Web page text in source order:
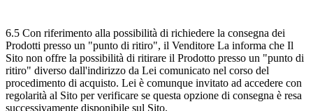
6.5 Con riferimento alla possibilità di richiedere la consegna dei
Prodotti presso un "punto di ritiro", il Venditore La informa che Il
Sito non offre la possibilità di ritirare il Prodotto presso un "punto di
ritiro" diverso dall'indirizzo da Lei comunicato nel corso del
procedimento di acquisto. Lei è comunque invitato ad accedere con
regolarità al Sito per verificare se questa opzione di consegna è resa
successivamente disponibile sul Sito.